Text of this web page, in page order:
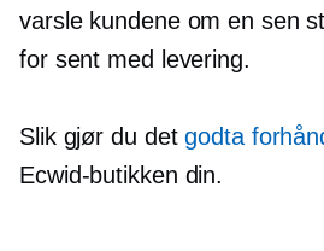
varsle kundene om en sen
for sent med levering.
Slik gjør du detgodta
Ecwid-butikken din.